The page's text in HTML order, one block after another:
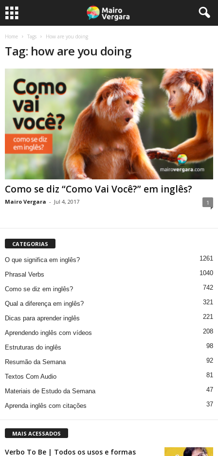
Home Tags How are you doing
Tag: how are you doing
Como se diz “Como Vai Você?” em inglês?
Mairo Vergara - Jul 4, 2017 1
CATEGORIAS
O que significa em inglês? 1261
Phrasal Verbs 1040
Como se diz em inglês? 742
Qual a diferença em inglês? 321
Dicas para aprender inglês 221
Aprendendo inglês com vídeos 208
Estruturas do inglês 98
Resumão da Semana 92
Textos Com Audio 81
Materiais de Estudo da Semana 47
Aprenda inglês com citações 37
MAIS ACESSADOS
Verbo To Be | Todos os usos e formas